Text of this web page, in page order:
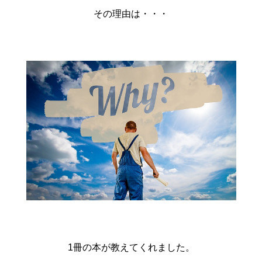
その理由は・・・
1冊の本が教えてくれました。